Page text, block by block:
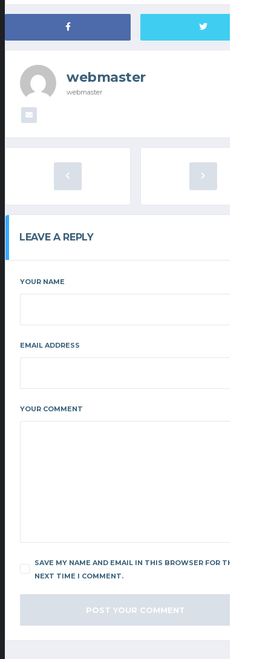
webmaster
webmaster
LEAVE A REPLY
YOUR NAME
EMAIL ADDRESS
YOUR COMMENT
SAVE MY NAME AND EMAIL IN THIS BROWSER FOR THE
NEXT TIME I COMMENT.